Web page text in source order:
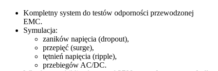
Kompletny system do testów odporności przewodzonej
EMC.
Symulacja:
zaników napięcia (dropout),
przepięć (surge),
tętnień napięcia (ripple),
przebiegów AC/DC.